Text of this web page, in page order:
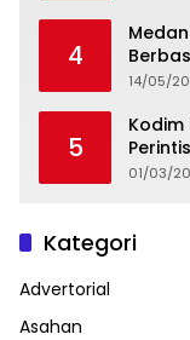
4
14/05/
5
01/03/
Kategori
Advertorial
Asahan